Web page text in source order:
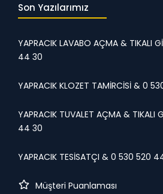
Son Yazılarımız
YAPRACIK LAVABO AÇMA & TIKALI
44 30
YAPRACIK KLOZET TAMİRCİSİ & 0
YAPRACIK TUVALET AÇMA & TIKALI
44 30
YAPRACIK TESİSATÇI & 0 530 520
Müşteri Puanlaması